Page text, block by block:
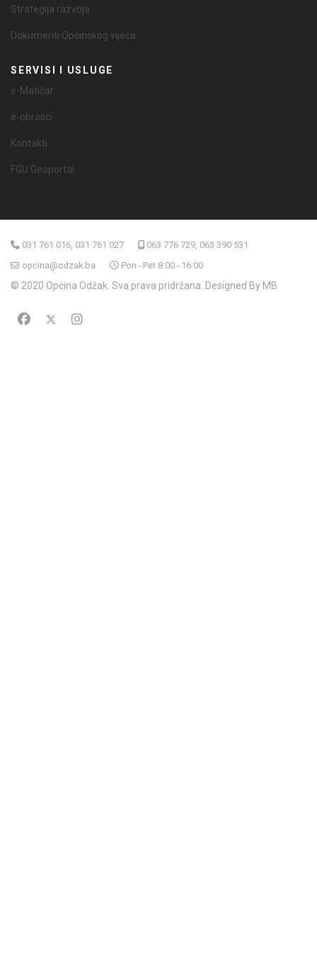
Strategija razvoja
Dokumenti Općinskog vijeća
SERVISI I USLUGE
e-Matičar
e-obrasci
Kontakti
FGU Geoportal
031 761 016, 031 761 027
063 776 729, 063 390 531
opcina@odzak.ba
Pon - Pet 8:00 - 16:00
© 2020 Općina Odžak. Sva prava pridržana. Designed By MB